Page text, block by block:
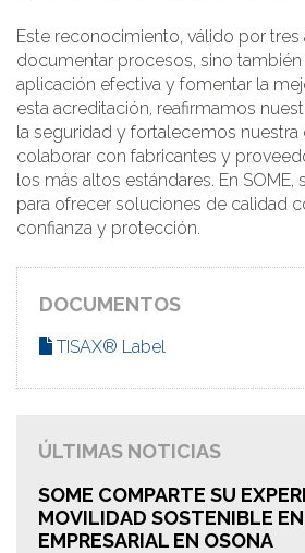
Este reconocimiento, válido por
documentar procesos, sino
aplicación efectiva y fomentar la
esta acreditación, reafirmamos
la seguridad y fortalecemos nuestra
colaborar con fabricantes y
los más altos estándares. En
para ofrecer soluciones de calidad
confianza y protección.
DOCUMENTOS
TISAX® Label
ÚLTIMAS NOTICIAS
SOME COMPARTE SU
MOVILIDAD SOSTENIBLE
EMPRESARIAL EN OSONA